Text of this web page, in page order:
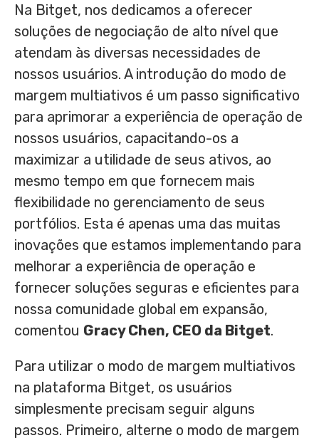
Na Bitget, nos dedicamos a oferecer
soluções de negociação de alto nível que
atendam às diversas necessidades de
nossos usuários. A introdução do modo de
margem multiativos é um passo significativo
para aprimorar a experiência de operação de
nossos usuários, capacitando-os a
maximizar a utilidade de seus ativos, ao
mesmo tempo em que fornecem mais
flexibilidade no gerenciamento de seus
portfólios. Esta é apenas uma das muitas
inovações que estamos implementando para
melhorar a experiência de operação e
fornecer soluções seguras e eficientes para
nossa comunidade global em expansão,
comentou Gracy Chen, CEO da Bitget.
Para utilizar o modo de margem multiativos
na plataforma Bitget, os usuários
simplesmente precisam seguir alguns
passos. Primeiro, alterne o modo de margem